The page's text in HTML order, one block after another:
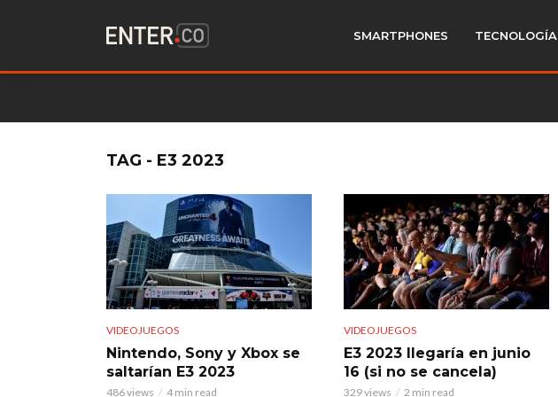
SMARTPHONES TECNOLOGÍA
TAG - E3 2023
VIDEOJUEGOS
Nintendo, Sony y Xbox se
saltarían E3 2023
486 views 4 min read
VIDEOJUEGOS
E3 2023 llegaría en junio
16 (si no se cancela)
329 views 2 min read